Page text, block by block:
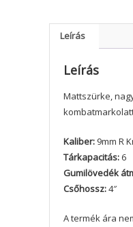
Leírás
Leírás
Mattszürke,
Kaliber: 9mm R
Tárkapacitás: 6
Gumilövedék
Csőhossz:4″
A termék ára